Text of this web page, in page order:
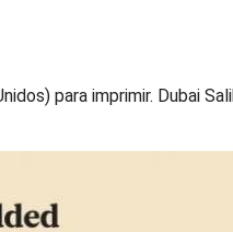
para imprimir. Dubai